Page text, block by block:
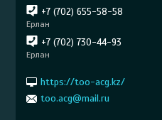
+7 (702) 655-58-58
Ерлан
+7 (702) 730-44-93
Ерлан
https://too-acg.kz/
too.acg@mail.ru